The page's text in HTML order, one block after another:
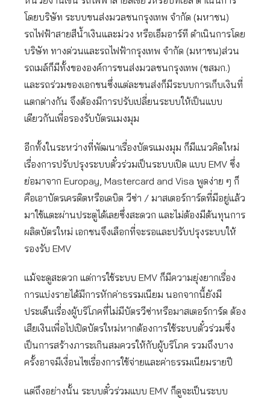
โดยบริษัท ระบบขนส่งมวลชนกรุงเทพ จำกัด (มหาชน)
รถไฟฟ้าสายสีน้ำเงินและม่วง หรือเอ็มอาร์ที ดำเนินการโดย
บริษัท ทางด่วนและรถไฟฟ้ากรุงเทพ จำกัด (มหาชน)ส่วน
รถเมล์ก็มีทั้งขององค์การขนส่งมวลชนกรุงเทพ (ขสมก.)
และรถร่วมของเอกชนซึ่งแต่ละขนส่งก็มีระบบการเก็บเงินที่
แตกต่างกัน จึงต้องมีการปรับเปลี่ยนระบบให้เป็นแบบ
เดียวกันเพื่อรองรับบัตรแมงมุม
อีกทั้งในระหว่างที่พัฒนาเรื่องบัตรแมงมุม ก็มีแนวคิดใหม่
เรื่องการปรับปรุงระบบตั๋วร่วมเป็นระบบเปิด แบบ EMV ซึ่ง
ย่อมาจาก Europay, Mastercard and Visa พูดง่าย ๆ ก็
คือเอาบัตรเครดิตหรือเดบิต วีซ่า / มาสเตอร์การ์ดที่มีอยู่แล้ว
มาใช้แตะผ่านประตูได้เลยซึ่งสะดวก และไม่ต้องมีต้นทุนการ
ผลิตบัตรใหม่ เอกชนจึงเลือกที่จะรอและปรับปรุงระบบให้
รองรับ EMV
แม้จะดูสะดวก แต่การใช้ระบบ EMV ก็มีความยุ่งยากเรื่อง
การแบ่งรายได้มีการหักค่าธรรมเนียม นอกจากนี้ยังมี
ประเด็นเรื่องผู้บริโภคที่ไม่มีบัตรวีซ่าหรือมาสเตอร์การ์ด ต้อง
เสียเงินเพื่อไปเปิดบัตรใหม่หากต้องการใช้ระบบตั๋วร่วมซึ่ง
เป็นการสร้างภาระเกินสมควรให้กับผู้บริโภค รวมถึงบาง
ครั้งอาจมีเงื่อนไขเรื่องการใช้จ่ายและค่าธรรมเนียมรายปี
แต่ถึงอย่างนั้น ระบบตั๋วร่วมแบบ EMV ก็ดูจะเป็นระบบ